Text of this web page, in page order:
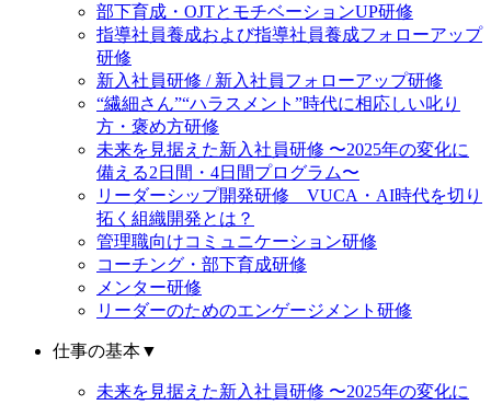
部下育成・OJTとモチベーションUP研修
指導社員養成および指導社員養成フォローアップ
研修
新入社員研修 / 新入社員フォローアップ研修
“繊細さん”“ハラスメント”時代に相応しい叱り
方・褒め方研修
未来を見据えた新入社員研修 〜2025年の変化に
備える2日間・4日間プログラム〜
リーダーシップ開発研修 VUCA・AI時代を切り
拓く組織開発とは？
管理職向けコミュニケーション研修
コーチング・部下育成研修
メンター研修
リーダーのためのエンゲージメント研修
仕事の基本▼
未来を見据えた新入社員研修 〜2025年の変化に